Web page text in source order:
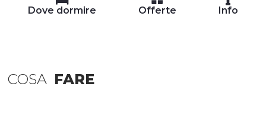
Dove dormire Offerte Info
COSA FARE